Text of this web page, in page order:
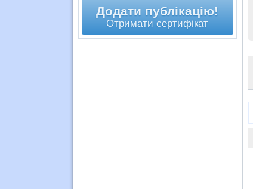
Додати публікацію!
Отримати сертифікат